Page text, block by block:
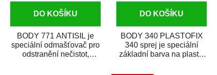
DO KOŠÍKU
BODY 771 ANTISIL je
speciální odmašťovač pro
odstranění nečistot,
DO KOŠÍKU
BODY 340 PLASTOFIX
340 sprej je speciální
základní barva na plasty,
vrchních...